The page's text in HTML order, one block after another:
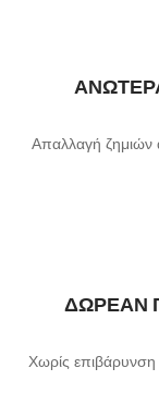
Απαλλαγή
ΔΩΡΕΆΝ
Χωρίς επιβάρυνση